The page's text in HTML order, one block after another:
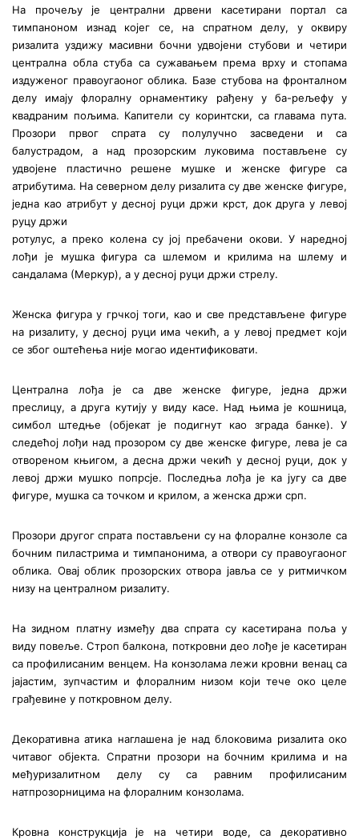
На прочељу је централни дрвени касетирани портал са
тимпаноном изнад којег се, на спратном делу, у оквиру
ризалита уздижу масивни бочни удвојени стубови и четири
централна обла стуба са сужавањем према врху и стопама
издуженог правоугаоног облика. Базе стубова на фронталном
делу имају флоралну орнаментику рађену у ба-рељефу у
квадраним пољима. Капители су коринтски, са главама пута.
Прозори првог спрата су полулучно засведени и са
балустрадом, а над прозорским луковима постављене су
удвојене пластично решене мушке и женске фигуре са
атрибутима. На северном делу ризалита су две женске фигуре,
једна као атрибут у десној руци држи крст, док друга у левој
руцу држи
ротулус, а преко колена су јој пребачени окови. У наредној
лођи је мушка фигура са шлемом и крилима на шлему и
сандалама (Меркур), а у десној руци држи стрелу.
Женска фигура у грчкој тоги, као и све представљене фигуре
на ризалиту, у десној руци има чекић, а у левој предмет који
се због оштећења није могао идентификовати.
Централна лођа је са две женске фигуре, једна држи
преслицу, а друга кутију у виду касе. Над њима је кошница,
симбол штедње (објекат је подигнут као зграда банке). У
следећој лођи над прозором су две женске фигуре, лева је са
отвореном књигом, а десна држи чекић у десној руци, док у
левој држи мушко попрсје. Последња лођа је ка југу са две
фигуре, мушка са точком и крилом, а женска држи срп.
Прозори другог спрата постављени су на флоралне конзоле са
бочним пиластрима и тимпанонима, а отвори су правоугаоног
облика. Овај облик прозорских отвора јавља се у ритмичком
низу на централном ризалиту.
На зидном платну између два спрата су касетирана поља у
виду повеље. Строп балкона, поткровни део лође је касетиран
са профилисаним венцем. На конзолама лежи кровни венац са
јајастим, зупчастим и флоралним низом који тече око целе
грађевине у поткровном делу.
Декоративна атика наглашена је над блоковима ризалита око
читавог објекта. Спратни прозори на бочним крилима и на
међуризалитном делу су са равним профилисаним
натпрозорницима на флоралним конзолама.
Кровна конструкција је на четири воде, са декоративно